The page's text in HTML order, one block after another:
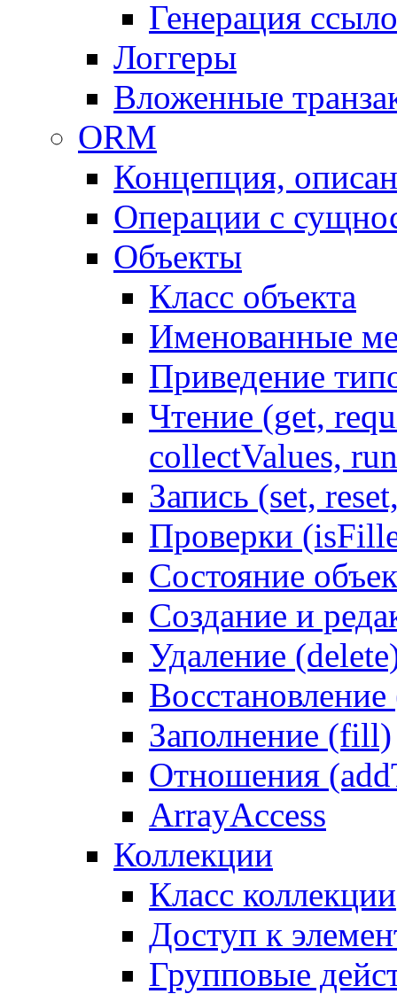
Генерация
Логгеры
Вложенные
ORM
Концепция,
Операции с
Объекты
Класс объекта
Именованные
Приведение
Чтение (get,
collectValues,
Запись (set,
Проверки
Состояние
Создание и
Удаление
Заполнение (fill)
Отношения
ArrayAccess
Коллекции
Класс коллекции
Доступ к
Групповые